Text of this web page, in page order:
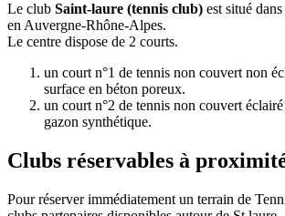
Le club Saint-laure (tennis club) est situé
en Auvergne-Rhône-Alpes.
Le centre dispose de 2 courts.
un court n°1 de tennis non couvert non
surface en béton poreux.
un court n°2 de tennis non couvert
gazon synthétique.
Clubs réservables à
Pour réserver immédiatement un terrain de